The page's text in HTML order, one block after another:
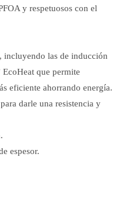
y respetuosos con el
incluyendo las de inducción
que permite
eficiente ahorrando energía.
darle una resistencia y
espesor.